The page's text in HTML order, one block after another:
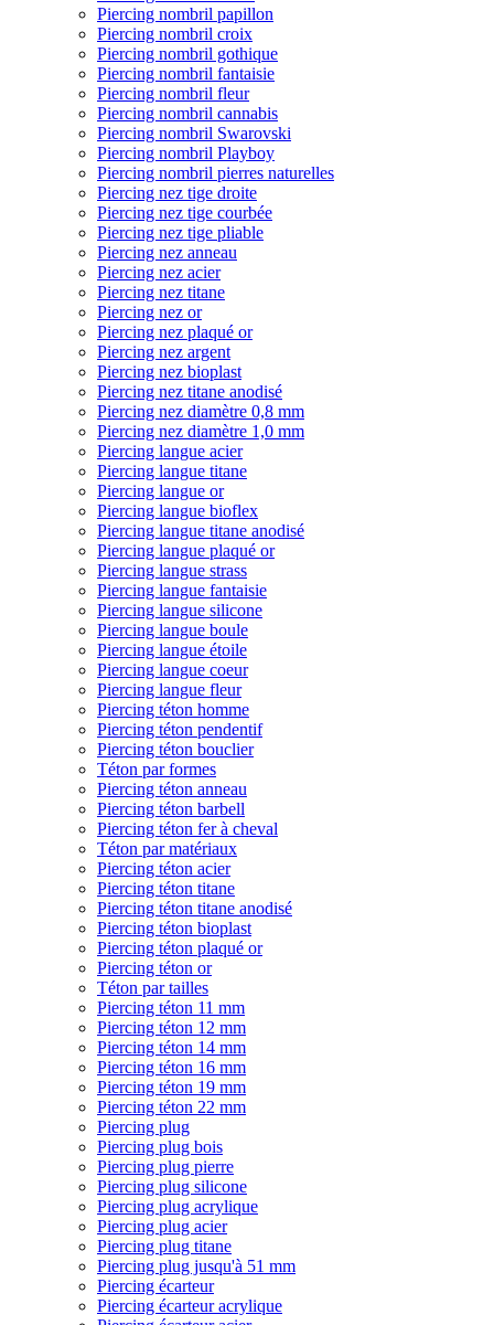
Piercing nombril papillon
Piercing nombril croix
Piercing nombril gothique
Piercing nombril fantaisie
Piercing nombril fleur
Piercing nombril cannabis
Piercing nombril Swarovski
Piercing nombril Playboy
Piercing nombril pierres naturelles
Piercing nez tige droite
Piercing nez tige courbée
Piercing nez tige pliable
Piercing nez anneau
Piercing nez acier
Piercing nez titane
Piercing nez or
Piercing nez plaqué or
Piercing nez argent
Piercing nez bioplast
Piercing nez titane anodisé
Piercing nez diamètre 0,8 mm
Piercing nez diamètre 1,0 mm
Piercing langue acier
Piercing langue titane
Piercing langue or
Piercing langue bioflex
Piercing langue titane anodisé
Piercing langue plaqué or
Piercing langue strass
Piercing langue fantaisie
Piercing langue silicone
Piercing langue boule
Piercing langue étoile
Piercing langue coeur
Piercing langue fleur
Piercing téton homme
Piercing téton pendentif
Piercing téton bouclier
Téton par formes
Piercing téton anneau
Piercing téton barbell
Piercing téton fer à cheval
Téton par matériaux
Piercing téton acier
Piercing téton titane
Piercing téton titane anodisé
Piercing téton bioplast
Piercing téton plaqué or
Piercing téton or
Téton par tailles
Piercing téton 11 mm
Piercing téton 12 mm
Piercing téton 14 mm
Piercing téton 16 mm
Piercing téton 19 mm
Piercing téton 22 mm
Piercing plug
Piercing plug bois
Piercing plug pierre
Piercing plug silicone
Piercing plug acrylique
Piercing plug acier
Piercing plug titane
Piercing plug jusqu'à 51 mm
Piercing écarteur
Piercing écarteur acrylique